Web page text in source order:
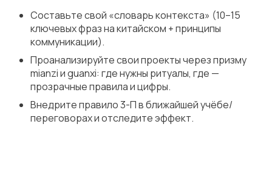
Составьте свой «словарь контекста» (10–15
ключевых фраз на китайском + принципы
коммуникации).
Проанализируйте свои проекты через призму
mianziиguanxi: где нужны ритуалы, где —
прозрачные правила и цифры.
Внедрите правило 3-П в ближайшей учёбе/
переговорах и отследите эффект.